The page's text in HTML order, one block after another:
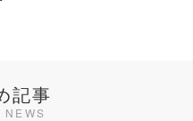
記事